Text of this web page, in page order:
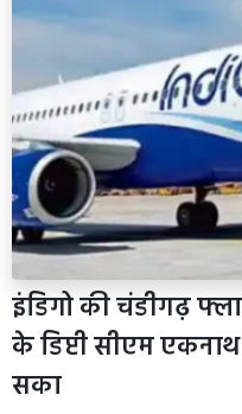
इंडिगो की चंडीगढ़
के डिप्टी सीएम
सका